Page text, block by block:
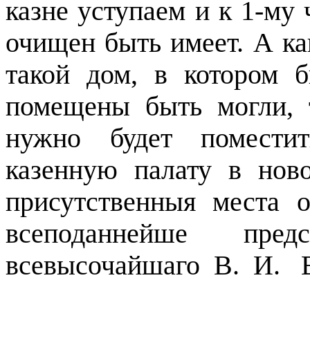
казне уступаем и к 1-му
очищен быть имеет. А
такой дом, в котором
помещены быть могли,
нужно будет
казенную палату в
присутственныя
всеподаннейше
всевысочайшаго В. И.